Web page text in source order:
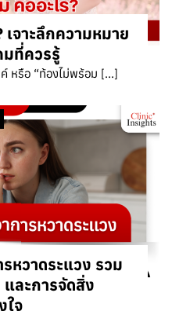
จาะลึกความหมาย
ที่ควรรู้
หรือ “ท้องไม่พร้อม […]
หวาดระแวง รวม
และการจัดสิ่ง
ใจ